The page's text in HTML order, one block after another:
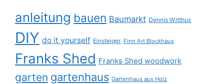
anleitung bauen Baumarkt Dennis Witthus
DIY do it yourself Einsteiger Finn Art Blockhaus
Franks Shed Franks Shed woodwork
garten gartenhaus Gartenhaus aus Holz